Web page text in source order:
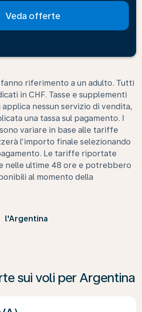
Veda offerte
riferimento a un adulto. Tutti
in CHF. Tasse e supplementi
applica nessun servizio di vendita,
una tassa sul pagamento. I
variare in base alle tariffe
l’importo finale selezionando
Le tariffe riportate
nelle ultime 48 ore e potrebbero
al momento della
l'Argentina
sui voli per Argentina